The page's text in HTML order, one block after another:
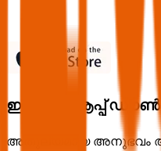
ഇപ്പൊൾ ആപ്പ്
അതുല്യമായ അനുഭവം